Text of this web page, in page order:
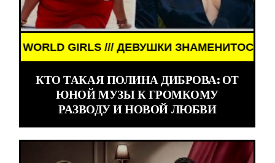
/// WORLD GIRLS /// ДЕВУШКИ
КТО ТАКАЯ ПОЛИНА ДИБРОВА: ОТ
ЮНОЙ МУЗЫ К ГРОМКОМУ
РАЗВОДУ И НОВОЙ ЛЮБВИ